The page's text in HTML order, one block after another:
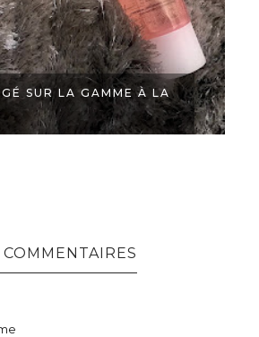
SUR LA GAMME À LA